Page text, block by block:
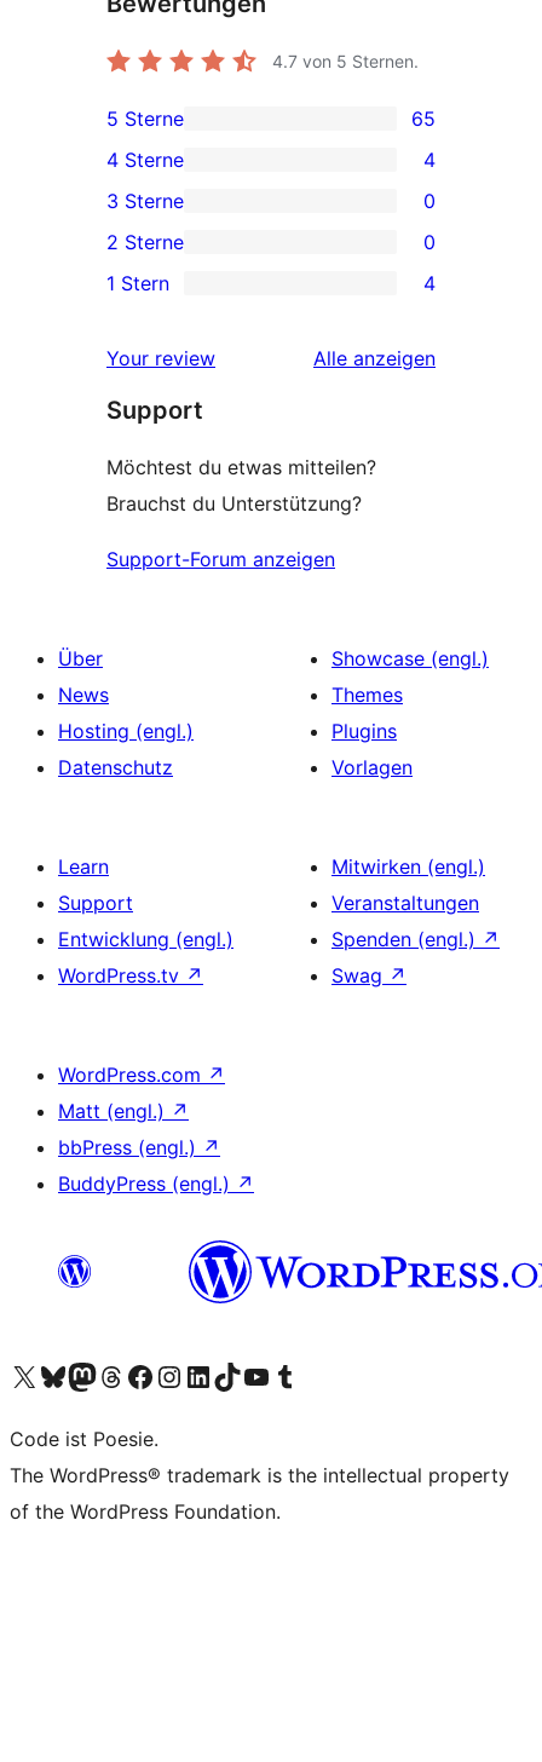
4.7 von 5 Sternen.
65 5-
Sterne-
Rezensionen
5 Sterne 65
4 4-
Sterne-
Rezensionen
4 Sterne 4
0 3-
Sterne-
Rezensionen
3 Sterne 0
0 2-
Sterne-
2 Sterne 0
4 1-
Rezensionen
1 Stern 4
Your review Alle Rezensionen
anzeigen
Support
Möchtest du etwas mitteilen?
Brauchst du Unterstützung?
Support-Forum anzeigen
Über
News
Hosting (engl.)
Datenschutz
Showcase (engl.)
Themes
Plugins
Vorlagen
Learn
Support
Entwicklung (engl.)
WordPress.tv ↗
Mitwirken (engl.)
Veranstaltungen
Spenden (engl.) ↗
Swag ↗
WordPress.com ↗
Matt (engl.) ↗
bbPress (engl.) ↗
BuddyPress (engl.) ↗
Unser X-Konto (früher Twitter) besuchen
Unser Bluesky-Konto besuchen
Unser Mastodon-Konto besuchen
Unser Threads-Konto besuchen
Unsere Facebook-Seite besuchen
Unser Instagram-Konto besuchen
Unser LinkedIn-Konto besuchen
Unser TikTok-Konto besuchen
Unseren YouTube-Kanal besuchen
Unser Tumblr-Konto besuchen
Code ist Poesie.
The WordPress® trademark is the intellectual property
of the WordPress Foundation.